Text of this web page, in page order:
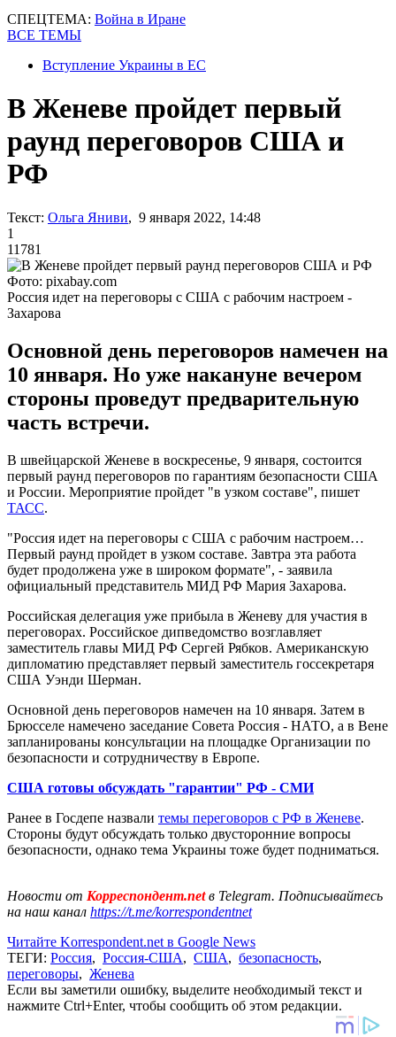
СПЕЦТЕМА: Война в Иране
ВСЕ ТЕМЫ
Вступление Украины в ЕС
В Женеве пройдет первый
раунд переговоров США и
РФ
Текст: Ольга Яниви, 9 января 2022, 14:48
1
11781
Фото: pixabay.com
Россия идет на переговоры с США с рабочим настроем -
Захарова
Основной день переговоров намечен на
10 января. Но уже накануне вечером
стороны проведут предварительную
часть встречи.
В швейцарской Женеве в воскресенье, 9 января, состоится
первый раунд переговоров по гарантиям безопасности США
и России. Мероприятие пройдет "в узком составе", пишет
ТАСС.
"Россия идет на переговоры с США с рабочим настроем…
Первый раунд пройдет в узком составе. Завтра эта работа
будет продолжена уже в широком формате", - заявила
официальный представитель МИД РФ Мария Захарова.
Российская делегация уже прибыла в Женеву для участия в
переговорах. Российское дипведомство возглавляет
заместитель главы МИД РФ Сергей Рябков. Американскую
дипломатию представляет первый заместитель госсекретаря
США Уэнди Шерман.
Основной день переговоров намечен на 10 января. Затем в
Брюсселе намечено заседание Совета Россия - НАТО, а в Вене
запланированы консультации на площадке Организации по
безопасности и сотрудничеству в Европе.
США готовы обсуждать "гарантии" РФ - СМИ
Ранее в Госдепе назвали темы переговоров с РФ в Женеве.
Стороны будут обсуждать только двусторонние вопросы
безопасности, однако тема Украины тоже будет подниматься.
Новости от Корреспондент.netв Telegram. Подписывайтесь
на наш канал https://t.me/korrespondentnet
Читайте Korrespondent.net в Google News
ТЕГИ: Россия, Россия-США, США, безопасность,
переговоры, Женева
Если вы заметили ошибку, выделите необходимый текст и
нажмите Ctrl+Enter, чтобы сообщить об этом редакции.